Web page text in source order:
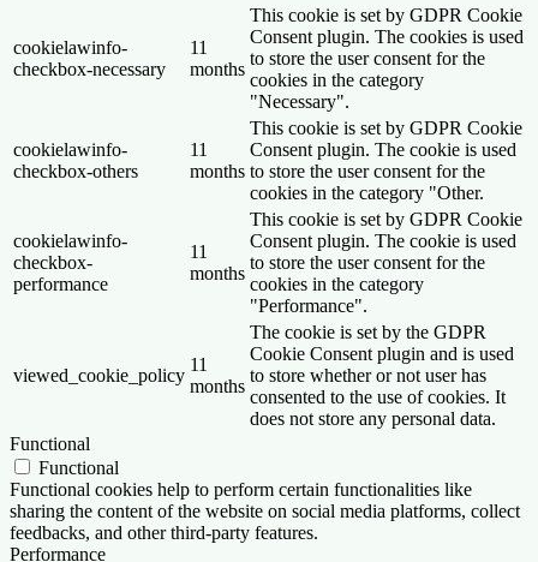
cookielawinfo-
checkbox-necessary
11
months
This cookie is set by GDPR Cookie
Consent plugin. The cookies is used
to store the user consent for the
cookies in the category
"Necessary".
cookielawinfo-
checkbox-others
11
months
This cookie is set by GDPR Cookie
Consent plugin. The cookie is used
to store the user consent for the
cookies in the category "Other.
cookielawinfo-
checkbox-
performance
11
months
This cookie is set by GDPR Cookie
Consent plugin. The cookie is used
to store the user consent for the
cookies in the category
"Performance".
viewed_cookie_policy
11
months
The cookie is set by the GDPR
Cookie Consent plugin and is used
to store whether or not user has
consented to the use of cookies. It
does not store any personal data.
Functional
Functional
Functional cookies help to perform certain functionalities like
sharing the content of the website on social media platforms, collect
feedbacks, and other third-party features.
Performance